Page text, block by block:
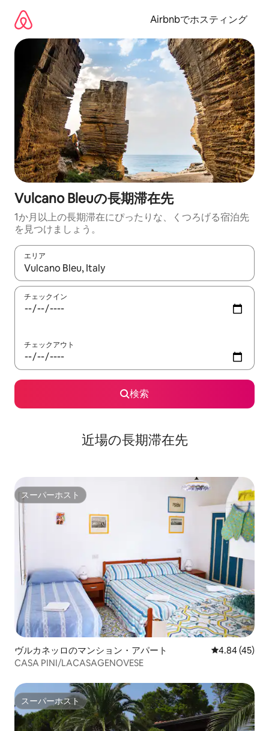
Airbnbでホスティング
Vulcano Bleuの長期滞在先
1か月以上の長期滞在にぴったりな、くつろげる宿泊先
を見つけましょう。
エリア
検索結果が表示されたら、上下の矢印キーを使って移動するか
チェックイン
チェックアウト
検索
近場の長期滞在先
スーパーホスト
スーパーホスト
ヴルカネッロのマンション・アパート レビュー45
4.84 (45)
CASA PINI/LACASAGENOVESE
スーパーホスト
スーパーホスト